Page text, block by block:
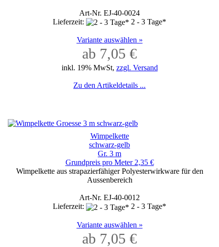
Art-Nr. EJ-40-0024
Lieferzeit:
2 - 3 Tage*
Variante auswählen »
ab 7,05 €
inkl. 19% MwSt, zzgl. Versand
Zu den Artikeldetails ...
Wimpelkette
schwarz-gelb
Gr. 3 m
Grundpreis pro Meter 2,35 €
Wimpelkette aus strapazierfähiger Polyesterwirkware für den
Aussenbereich
Art-Nr. EJ-40-0012
Lieferzeit:
2 - 3 Tage*
Variante auswählen »
ab 7,05 €